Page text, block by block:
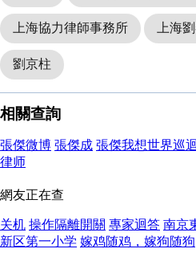
上海協力律師事務所 上海
劉京柱
相關查詢
張傑微博 張傑成 張傑我想世界巡
律师
網友正在查
关机 操作隔離開關 專家迴答 南京
新区第一小学 嫁鸡随鸡，嫁狗随狗